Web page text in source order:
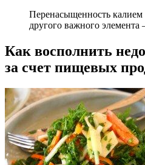
Перенасыщенность калием
другого важного элемента
Как восполнить
за счет пищевых